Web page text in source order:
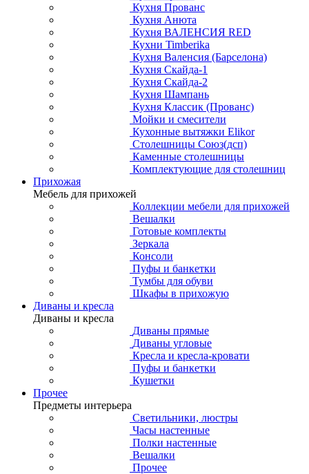
Кухня Прованс
Кухня Анюта
Кухня ВАЛЕНСИЯ RED
Кухни Timberika
Кухня Валенсия (Барселона)
Кухня Скайда-1
Кухня Скайда-2
Кухня Шампань
Кухня Классик (Прованс)
Мойки и смесители
Кухонные вытяжки Elikor
Столешницы Союз(дсп)
Каменные столешницы
Комплектующие для столешниц
Прихожая
Мебель для прихожей
Коллекции мебели для прихожей
Вешалки
Готовые комплекты
Зеркала
Консоли
Пуфы и банкетки
Тумбы для обуви
Шкафы в прихожую
Диваны и кресла
Диваны и кресла
Диваны прямые
Диваны угловые
Кресла и кресла-кровати
Пуфы и банкетки
Кушетки
Прочее
Предметы интерьера
Светильники, люстры
Часы настенные
Полки настенные
Вешалки
Прочее